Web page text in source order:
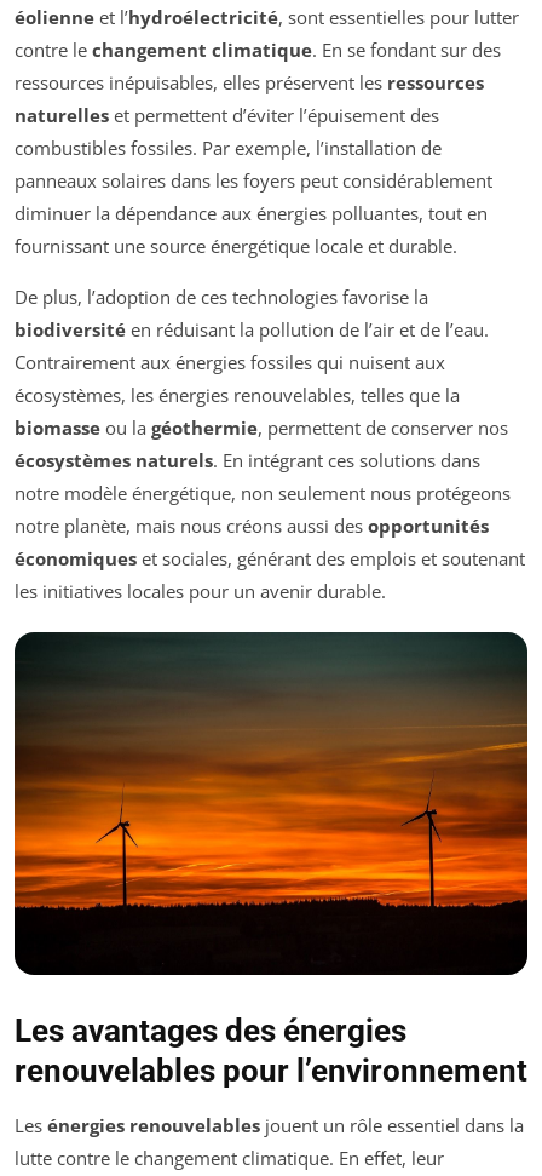
éolienne et l’hydroélectricité, sont essentielles pour lutter
contre le changement climatique. En se fondant sur des
ressources inépuisables, elles préservent les ressources
naturelles et permettent d’éviter l’épuisement des
combustibles fossiles. Par exemple, l’installation de
panneaux solaires dans les foyers peut considérablement
diminuer la dépendance aux énergies polluantes, tout en
fournissant une source énergétique locale et durable.
De plus, l’adoption de ces technologies favorise la
biodiversité en réduisant la pollution de l’air et de l’eau.
Contrairement aux énergies fossiles qui nuisent aux
écosystèmes, les énergies renouvelables, telles que la
biomasse ou la géothermie, permettent de conserver nos
écosystèmes naturels. En intégrant ces solutions dans
notre modèle énergétique, non seulement nous protégeons
notre planète, mais nous créons aussi des opportunités
économiques et sociales, générant des emplois et soutenant
les initiatives locales pour un avenir durable.
Les avantages des énergies
renouvelables pour l’environnement
Les énergies renouvelables jouent un rôle essentiel dans la
lutte contre le changement climatique. En effet, leur